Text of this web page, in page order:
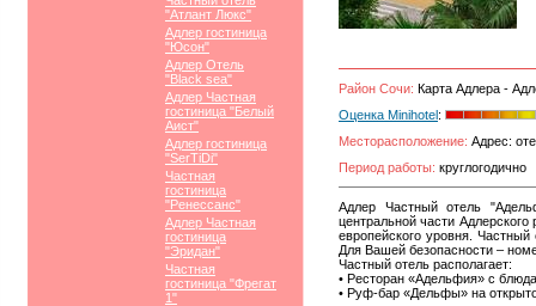
"Атлант Люкс"
Адлер гостиница
"Юсон"
Адлер Отель
"Black sea"
Адлер Частная
гостиница "Белый
Аист"
Адлер гостиница
"SerTiDi"
Частная
гостиница
"Ренессанс"
Адлер Частная
гостиница
"Эридан"
Частная
гостиница "Фрегат
1"
Район Сочи: Карта Адлера -
Оценка Minihotel:
Месторасположение: Адрес:
Период работы: круглогодично
Адлер Частный отель
центральной части
европейского уровня.
Для Вашей безопасности –
Частный отель располагает:
• Ресторан «Адельфия» с
• Руф-бар «Дельфы» на